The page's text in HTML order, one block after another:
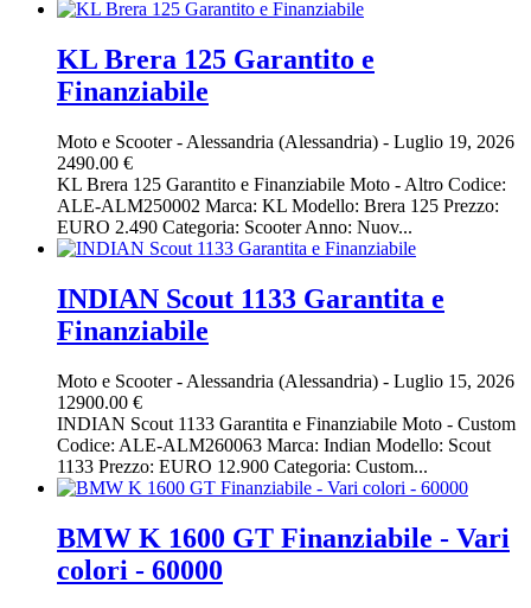
KL Brera 125 Garantito e
Finanziabile
Moto e Scooter- Alessandria (Alessandria) - Luglio 19, 2026
2490.00 €
KL Brera 125 Garantito e Finanziabile Moto - Altro Codice:
ALE-ALM250002 Marca: KL Modello: Brera 125 Prezzo:
EURO 2.490 Categoria: Scooter Anno: Nuov...
INDIAN Scout 1133 Garantita e
Finanziabile
Moto e Scooter- Alessandria (Alessandria) - Luglio 15, 2026
12900.00 €
INDIAN Scout 1133 Garantita e Finanziabile Moto - Custom
Codice: ALE-ALM260063 Marca: Indian Modello: Scout
1133 Prezzo: EURO 12.900 Categoria: Custom...
BMW K 1600 GT Finanziabile - Vari
colori - 60000